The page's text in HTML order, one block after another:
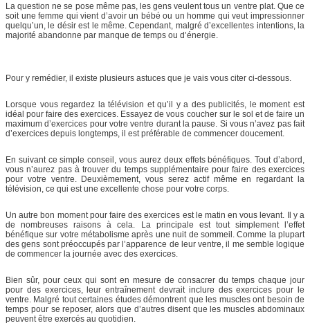
La question ne se pose même pas, les gens veulent tous un ventre plat. Que ce
soit une femme qui vient d’avoir un bébé ou un homme qui veut impressionner
quelqu’un, le désir est le même. Cependant, malgré d’excellentes intentions, la
majorité abandonne par manque de temps ou d’énergie.
Pour y remédier, il existe plusieurs astuces que je vais vous citer ci-dessous.
Lorsque vous regardez la télévision et qu’il y a des publicités, le moment est
idéal pour faire des exercices. Essayez de vous coucher sur le sol et de faire un
maximum d’exercices pour votre ventre durant la pause. Si vous n’avez pas fait
d’exercices depuis longtemps, il est préférable de commencer doucement.
En suivant ce simple conseil, vous aurez deux effets bénéfiques. Tout d’abord,
vous n’aurez pas à trouver du temps supplémentaire pour faire des exercices
pour votre ventre. Deuxièmement, vous serez actif même en regardant la
télévision, ce qui est une excellente chose pour votre corps.
Un autre bon moment pour faire des exercices est le matin en vous levant. Il y a
de nombreuses raisons à cela. La principale est tout simplement l’effet
bénéfique sur votre métabolisme après une nuit de sommeil. Comme la plupart
des gens sont préoccupés par l’apparence de leur ventre, il me semble logique
de commencer la journée avec des exercices.
Bien sûr, pour ceux qui sont en mesure de consacrer du temps chaque jour
pour des exercices, leur entraînement devrait inclure des exercices pour le
ventre. Malgré tout certaines études démontrent que les muscles ont besoin de
temps pour se reposer, alors que d’autres disent que les muscles abdominaux
peuvent être exercés au quotidien.